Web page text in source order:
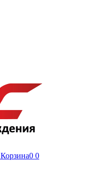
Корзина0 0